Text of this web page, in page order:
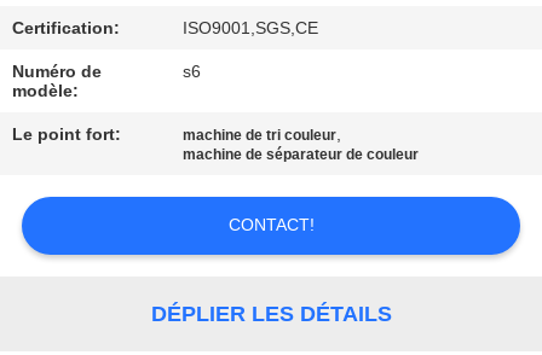
CONTACTEZ-
NOUS
DEMANDEZ
UNE
CITATION
Certification: ISO9001,SGS,CE
Numéro de
modèle:
s6
Le point fort: machine de tri couleur,
machine de séparateur de couleur
CONTACT!
DÉPLIER LES DÉTAILS